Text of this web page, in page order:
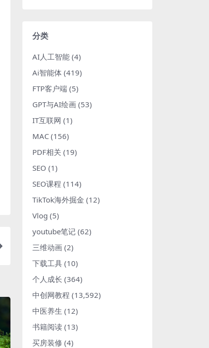
分类
AI人工智能 (4)
Ai智能体 (419)
FTP客户端 (5)
GPT与AI绘画 (53)
IT互联网 (1)
MAC (156)
PDF相关 (19)
SEO (1)
SEO课程 (114)
TikTok海外掘金 (12)
Vlog (5)
youtube笔记 (62)
三维动画 (2)
下载工具 (10)
个人成长 (364)
中创网教程 (13,592)
中医养生 (12)
书籍阅读 (13)
买房装修 (4)